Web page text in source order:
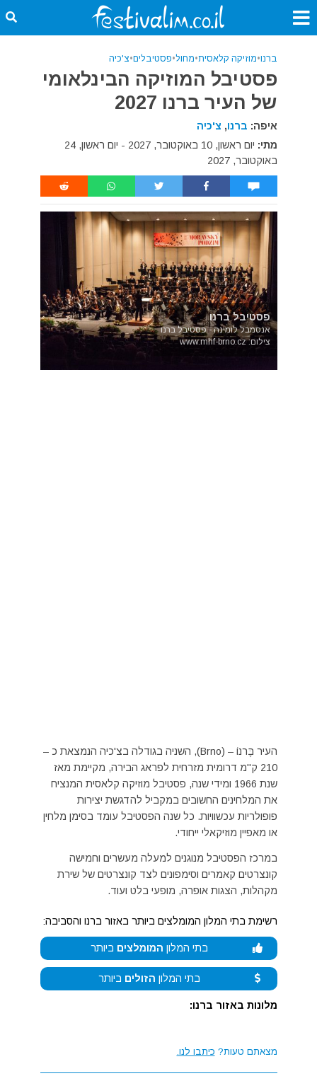
ברנו•מוזיקה קלאסית•מחול•פסטיבלים•צ'כיה
פסטיבל המוזיקה הבינלאומי
של העיר ברנו 2027
איפה: ברנו, צ'כיה
מתי:
יום ראשון, 10 באוקטובר, 2027 - יום ראשון, 24
באוקטובר, 2027
פסטיבל ברנו
אנסמבל לומינה - פסטיבל ברנו
צילום: www.mhf-brno.cz
העיר בֶּרנוֹ – (Brno), השניה בגודלה בצ'כיה הנמצאת כ –
210 ק"מ דרומית מזרחית לפראג הבירה, מקיימת מאז
שנת 1966 ומידי שנה, פסטיבל מוזיקה קלאסית המנציח
את המלחינים החשובים במקביל להדגשת יצירות
פופולריות עכשוויות. כל שנה הפסטיבל עומד בסימן מלחין
או מאפיין מוזיקאלי ייחודי.
במרכז הפסטיבל מנוגנים למעלה מעשרים וחמישה
קונצרטים קאמרים וסימפונים לצד קונצרטים של שירת
מקהלות, הצגות אופרה, מופעי בלט ועוד.
רשימת בתי המלון המומלצים ביותר באזור ברנו והסביבה:
בתי המלון המומלצים ביותר
בתי המלון הזולים ביותר
מלונות באזור ברנו:
מצאתם טעות? כיתבו לנו.